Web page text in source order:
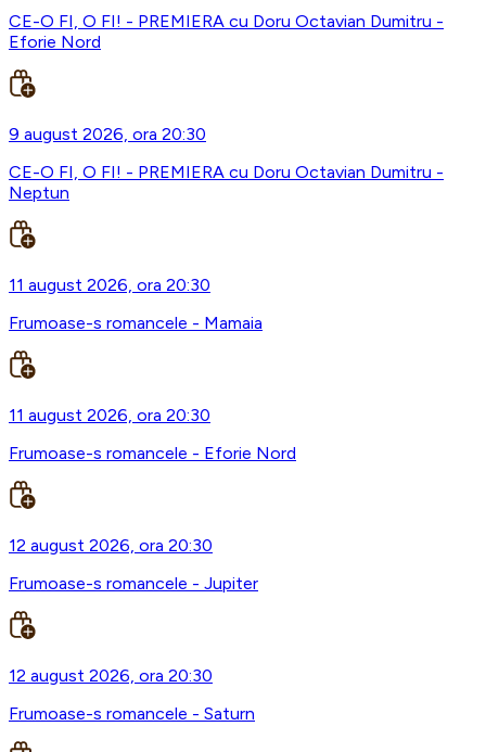
CE-O FI, O FI! - PREMIERA cu Doru Octavian Dumitru -
Eforie Nord
9 august 2026, ora 20:30
CE-O FI, O FI! - PREMIERA cu Doru Octavian Dumitru -
Neptun
11 august 2026, ora 20:30
Frumoase-s romancele - Mamaia
11 august 2026, ora 20:30
Frumoase-s romancele - Eforie Nord
12 august 2026, ora 20:30
Frumoase-s romancele - Jupiter
12 august 2026, ora 20:30
Frumoase-s romancele - Saturn